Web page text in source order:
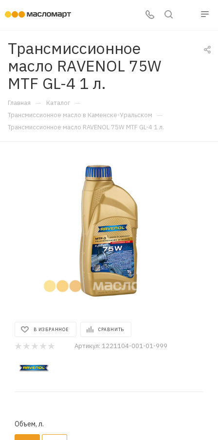
Трансмиссионное
масло RAVENOL 75W
MTF GL-4 1 л.
Главная — Каталог —
Трансмиссионное масло в Каменске-Уральском —
Трансмиссионное масло RAVENOL 75W MTF GL-4 1 л.
В ИЗБРАННОЕ СРАВНИТЬ
Артикул: 1221104-001-01-999
Объем, л.